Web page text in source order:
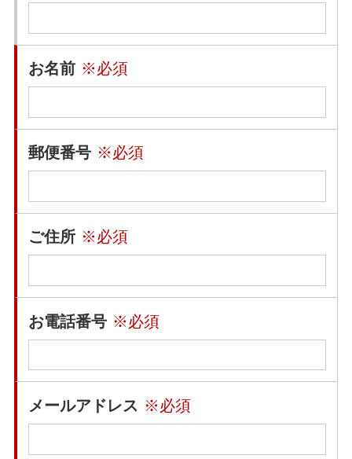
お名前 ※必須
郵便番号 ※必須
ご住所 ※必須
お電話番号 ※必須
メールアドレス ※必須